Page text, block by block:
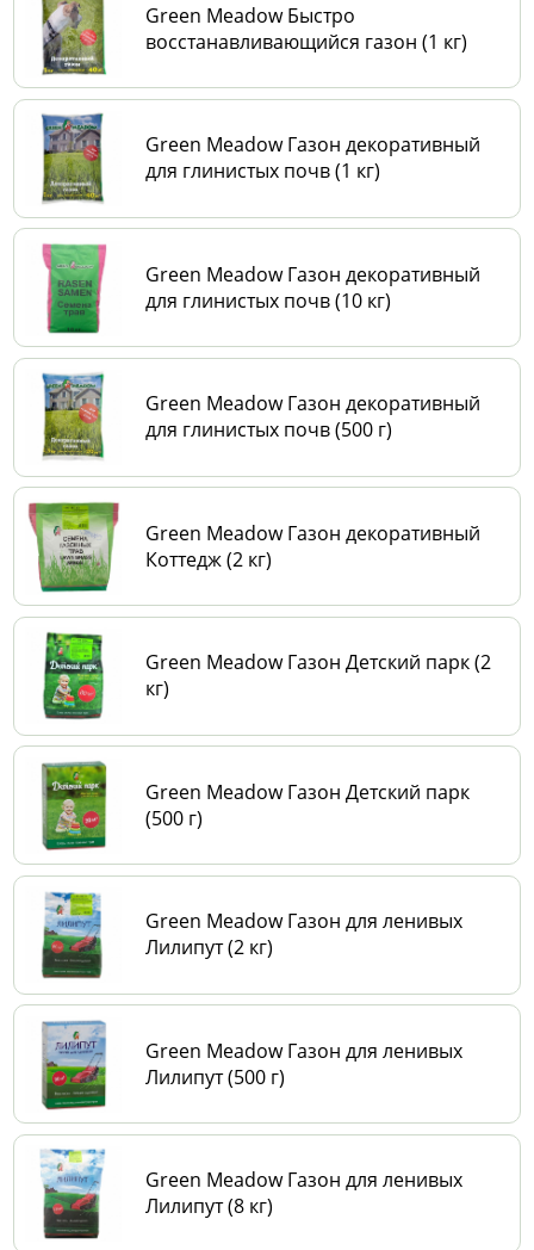
Green Meadow Быстро
восстанавливающийся газон (1 кг)
Green Meadow Газон декоративный
для глинистых почв (1 кг)
Green Meadow Газон декоративный
для глинистых почв (10 кг)
Green Meadow Газон декоративный
для глинистых почв (500 г)
Green Meadow Газон декоративный
Коттедж (2 кг)
Green Meadow Газон Детский парк (2
кг)
Green Meadow Газон Детский парк
(500 г)
Green Meadow Газон для ленивых
Лилипут (2 кг)
Green Meadow Газон для ленивых
Лилипут (500 г)
Green Meadow Газон для ленивых
Лилипут (8 кг)